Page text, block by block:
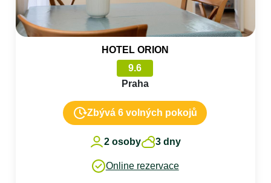
HOTEL ORION
9.6
Praha
Zbývá 6 volných pokojů
2 osoby 3 dny
Online rezervace